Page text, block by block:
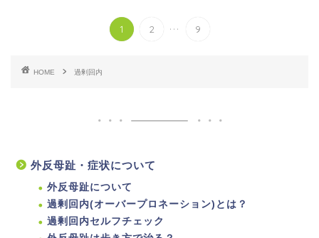
1 2 ... 9
HOME 過剰回内
外反母趾・症状について
外反母趾について
過剰回内(オーバープロネーション)とは？
過剰回内セルフチェック